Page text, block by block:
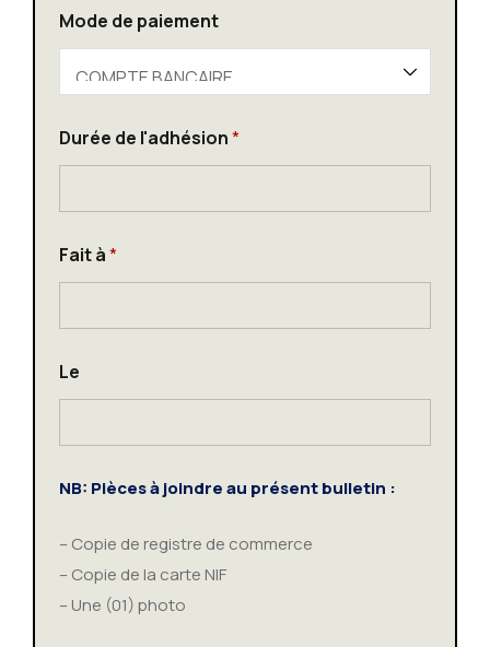
t
e
s
e
Mode de paiement
Durée de l'adhésion*
Fait à*
Le
NB: Pièces à joindre au présent bulletin :
– Copie de registre de commerce
– Copie de la carte NIF
– Une (01) photo